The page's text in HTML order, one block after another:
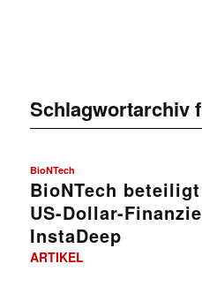
Schlagwortarchiv
BioNTech
BioNTech
US-Dollar-
InstaDeep
ARTIKEL